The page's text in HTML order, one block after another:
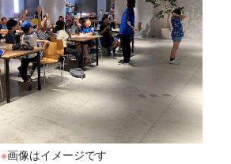
※画像はイメージです